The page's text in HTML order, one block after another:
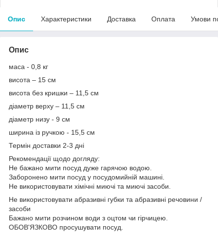
Опис Характеристики Доставка Оплата Умови
Опис
маса - 0,8 кг
висота – 15 см
висота без кришки – 11,5 см
діаметр верху – 11,5 см
діаметр низу - 9 см
ширина із ручкою - 15,5 см
Термін доставки 2-3 дні
Рекомендації щодо догляду:
Не бажано мити посуд дуже гарячою водою.
Заборонено мити посуд у посудомийній машині.
Не використовувати хімічні миючі та миючі засоби.
Не використовувати абразивні губки та абразивні речовини /
засоби
Бажано мити розчином води з оцтом чи гірчицею.
ОБОВ'ЯЗКОВО просушувати посуд.